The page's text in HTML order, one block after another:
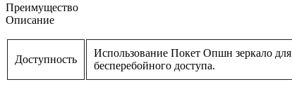
Преимущество
Описание
Доступность
Использование Покет Опшн зеркало для
бесперебойного доступа.